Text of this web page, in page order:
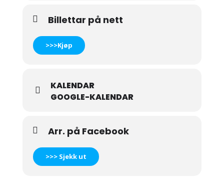
Billettar på nett
>>>Kjøp
KALENDAR
GOOGLE-KALENDAR
Arr. på Facebook
>>> Sjekk ut